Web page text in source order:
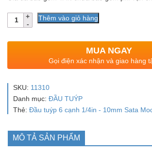
Số
lượng
Thêm vào giỏ hàng
MUA NGAY
Gọi điện xác nhận và giao hàng
SKU: 11310
Danh mục: ĐẦU TUÝP
Thẻ: Đầu tuýp 6 cạnh 1/4in - 10mm Sata
MÔ TẢ SẢN PHẨM